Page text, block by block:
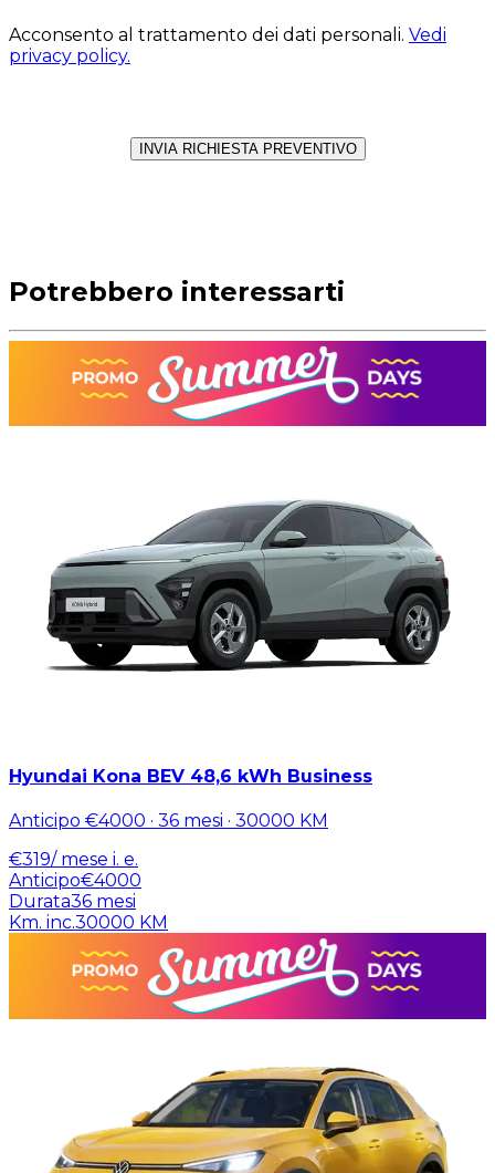
Acconsento al trattamento dei dati personali. Vedi
privacy policy.
INVIA RICHIESTA PREVENTIVO
Potrebbero interessarti
Hyundai Kona BEV 48,6 kWh Business
Anticipo €4000 · 36 mesi · 30000 KM
€319/ mese i. e.
Anticipo€4000
Durata36 mesi
Km. inc.30000 KM